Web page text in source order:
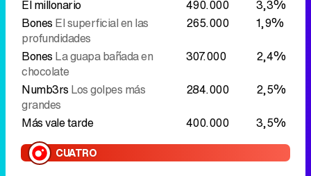
grandes
Más vale tarde
400.000 3,5%
CUATRO
CastleEl duelo 533.000
3,6%
CastleKo
CastleSi me engañas una vez... 365.000
3%
CastleCuando la rama se rompe 396.000
3,5%
La tarde de Noticias Cuatro
331.000 2,9%